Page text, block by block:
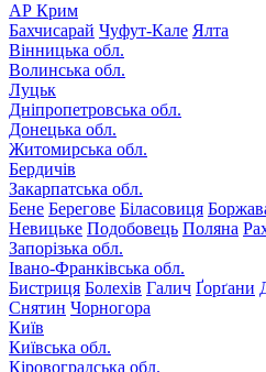
АР Крим
Бахчисарай Чуфут-Кале Ялта
Вінницька обл.
Волинська обл.
Луцьк
Дніпропетровська обл.
Донецька обл.
Житомирська обл.
Бердичів
Закарпатська обл.
Бене Берегове Біласовиця
Невицьке Подобовець Поляна
Запорізька обл.
Івано-Франківська обл.
Бистриця Болехів Галич Ґорґани
Снятин Чорногора
Київ
Київська обл.
Кіровоградська обл.